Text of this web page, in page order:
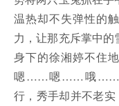
温热却不失弹性的
力，让那充斥掌中
身下的徐湘婷不
嗯……嗯……哦……
行，秀手却并不老实